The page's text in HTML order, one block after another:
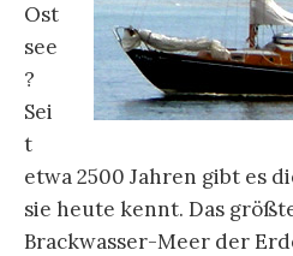
Ost
see
?
Sei
t
etwa 2500 Jahren gibt es
sie heute kennt. Das
Brackwasser-Meer der